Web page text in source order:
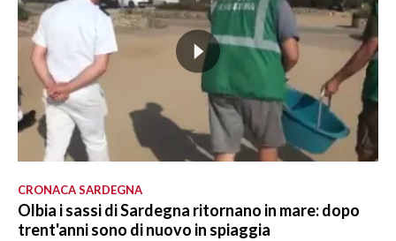
CRONACA SARDEGNA
Olbia i sassi di Sardegna ritornano in mare: dopo
trent'anni sono di nuovo in spiaggia